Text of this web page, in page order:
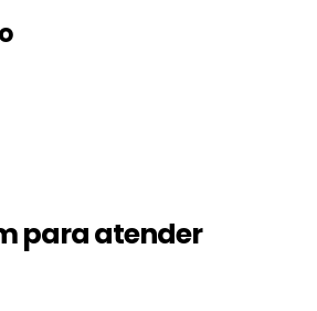
para atender